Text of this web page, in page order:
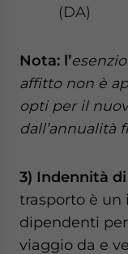
(DA)
Nota: l’
affitto non è
opti per il
dall’annualità
3) Indennità
trasporto è un
dipendenti
viaggio da e